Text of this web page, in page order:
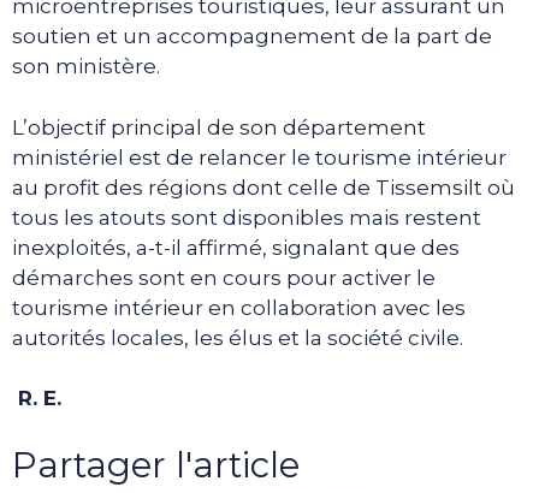
microentreprises touristiques, leur assurant un
soutien et un accompagnement de la part de
son ministère.
L’objectif principal de son département
ministériel est de relancer le tourisme intérieur
au profit des régions dont celle de Tissemsilt où
tous les atouts sont disponibles mais restent
inexploités, a-t-il affirmé, signalant que des
démarches sont en cours pour activer le
tourisme intérieur en collaboration avec les
autorités locales, les élus et la société civile.
R. E.
Partager l'article